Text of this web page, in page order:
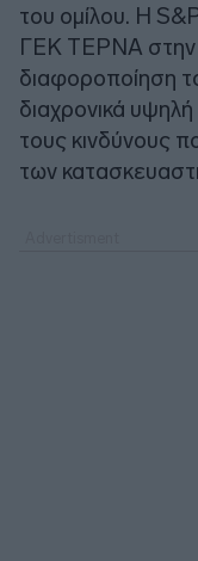
του ομίλου. Η
ΓΕΚ ΤΕΡΝΑ στην
διαφοροποίηση
διαχρονικά
τους κινδύνους
των